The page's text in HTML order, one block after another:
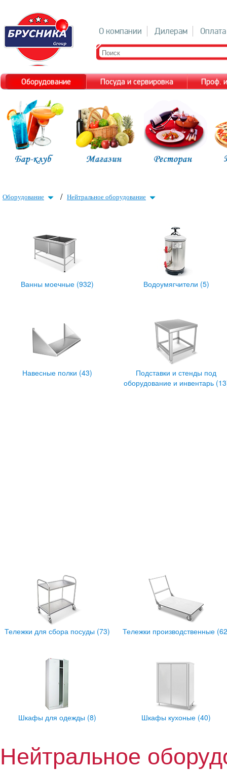
О компании Дилерам Оплата
Оборудование Посуда и сервировка Проф.
Оборудование / Нейтральное оборудование
Ванны моечные (932) Водоумягчители (5)
Навесные полки (43)
Подставки и стенды под
оборудование и инвентарь
Тележки для сбора посуды (73) Тележки производственные
Шкафы для одежды (8) Шкафы кухоные (40)
Нейтральное